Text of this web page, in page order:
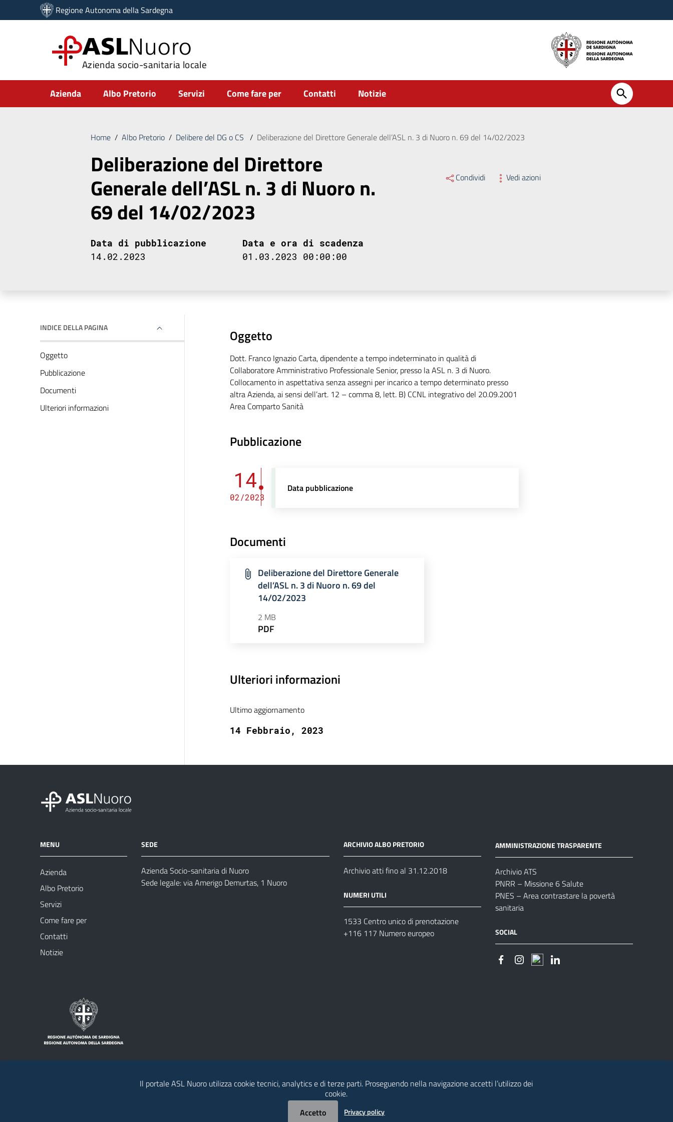
Vai ai contenuti
Vai al menu di navigazione
Regione Autonoma della Sardegna
ASLNuoro
Azienda socio-sanitaria locale
Submenu
Azienda Albo Pretorio Servizi Come fare per Contatti Notizie
Home / Albo Pretorio / Delibere del DG o CS / Deliberazione del Direttore Generale dell’ASL n. 3 di Nuoro n. 69 del 14/02/2023
Deliberazione del Direttore
Generale dell’ASL n. 3 di Nuoro n.
69 del 14/02/2023
Condividi Vedi azioni
Data di pubblicazione
14.02.2023
Data e ora di scadenza
01.03.2023 00:00:00
INDICE DELLA PAGINA
Oggetto
Pubblicazione
Documenti
Ulteriori informazioni
Oggetto
Dott. Franco Ignazio Carta, dipendente a tempo indeterminato in qualità di
Collaboratore Amministrativo Professionale Senior, presso la ASL n. 3 di Nuoro.
Collocamento in aspettativa senza assegni per incarico a tempo determinato presso
altra Azienda, ai sensi dell’art. 12 – comma 8, lett. B) CCNL integrativo del 20.09.2001
Area Comparto Sanità
Pubblicazione
14
02/2023
Data pubblicazione
Documenti
Deliberazione del Direttore Generale
dell’ASL n. 3 di Nuoro n. 69 del
14/02/2023
2 MB
PDF
Ulteriori informazioni
Ultimo aggiornamento
14 Febbraio, 2023
MENU
Azienda
Albo Pretorio
Servizi
Come fare per
Contatti
Notizie
SEDE
Azienda Socio-sanitaria di Nuoro
Sede legale: via Amerigo Demurtas, 1 Nuoro
ARCHIVIO ALBO PRETORIO
Archivio atti fino al 31.12.2018
NUMERI UTILI
1533 Centro unico di prenotazione
+116 117 Numero europeo
AMMINISTRAZIONE TRASPARENTE
Archivio ATS
PNRR – Missione 6 Salute
PNES – Area contrastare la povertà
sanitaria
SOCIAL
Il portale ASL Nuoro utilizza cookie tecnici, analytics e di terze parti. Proseguendo nella navigazione accetti l’utilizzo dei
cookie.
Accetto
Privacy policy